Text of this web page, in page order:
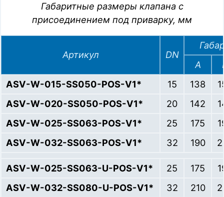
Габаритные размеры клапана с
присоединением под приварку, мм
Артикул DN
A
ASV-W-015-SS050-POS-V1*
15 138
ASV-W-020-SS050-POS-V1*
20 142
ASV-W-025-SS063-POS-V1*
25 175
ASV-W-032-SS063-POS-V1*
32 190
ASV-W-025-SS063-U-POS-V1* 25 175
ASV-W-032-SS080-U-POS-V1*
32 210